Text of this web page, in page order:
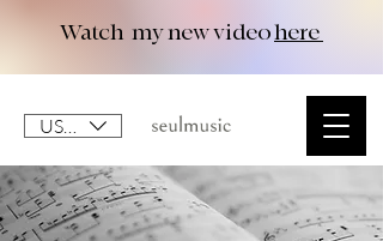
USD ($)
Watch my new videohere